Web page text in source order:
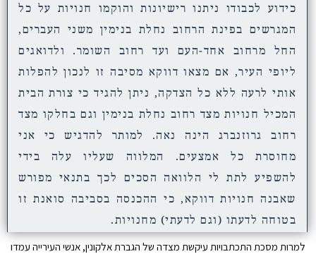
כידוע לכבודו ניתנו רישיונות והוקמו חנויות על כל
המגרשים בפינת הרחוב נחלת בנימין משני העברים,
החל מרחוב אחד-העם ועד רחוב השומר. ולדואגים
ליופי העיר, אם מצאו דווקא מסיבה זו לנכון להפלות
אותי לרעה ללא כל הצדקה, ניתן להגיד כי צורת הבית
המכיל חנויות מצד רחוב נחלת בנימין וגם בחלקו מצד
רחוב גרוזנברג הינה נאה. למותר להדגיש כי אני
מחוסרת כל אמצעים. המלווה שעליו עלה בידי
להשפיע לתת לי הלוואה הסכים לכך בתנאי מפורש
שאבנה חנויות דווקא, כי ההכנסה בסביבה סואנת זו
בטוחה לדעתו (וגם לדעתי) מחנויות.
למרות מסכת התכתבויות עיקשת מצדה של הגברת אלקונין, אנשי העירייה עמדו